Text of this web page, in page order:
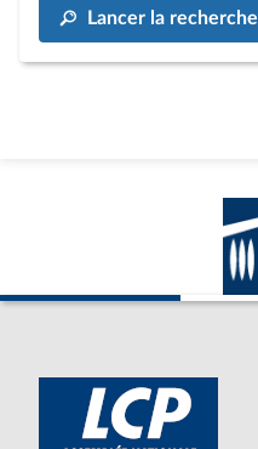
Lancer la recherche